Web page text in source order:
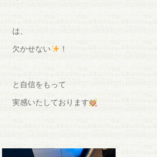
は、
欠かせない ！
と自信をもって
実感いたしております